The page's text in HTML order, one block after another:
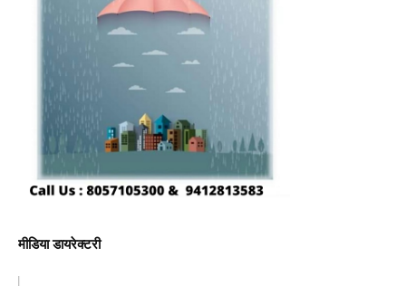
मीडिया डायरेक्टरी